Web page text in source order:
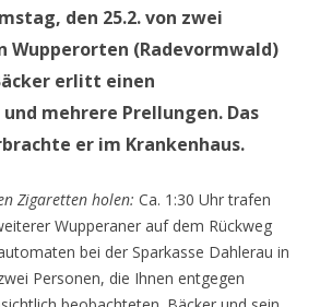
den 25.2. von zwei
Wupperorten (Radevormwald)
erlitt einen
mehrere Prellungen. Das
er im Krankenhaus.
Zigaretten holen: Ca. 1:30 Uhr trafen
Wupperaner auf dem Rückweg
bei der Sparkasse Dahlerau in
Personen, die Ihnen entgegen